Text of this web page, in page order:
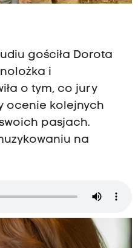
gościła Dorota
i
o tym, co jury
ocenie kolejnych
pasjach.
na